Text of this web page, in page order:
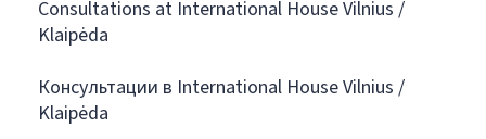
Consultations at International House Vilnius /
Klaipėda
Консультации в International House Vilnius /
Klaipėda